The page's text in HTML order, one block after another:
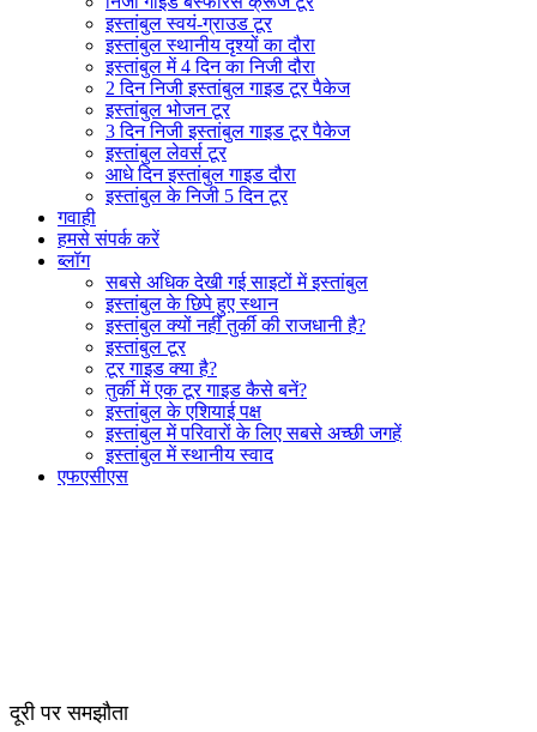
इस्तांबुल स्वयं-ग्राउड टूर
इस्तांबुल स्थानीय दृश्यों का दौरा
इस्तांबुल में 4 दिन का निजी दौरा
2 दिन निजी इस्तांबुल गाइड टूर पैकेज
इस्तांबुल भोजन टूर
3 दिन निजी इस्तांबुल गाइड टूर पैकेज
इस्तांबुल लेवर्स टूर
आधे दिन इस्तांबुल गाइड दौरा
इस्तांबुल के निजी 5 दिन टूर
गवाही
हमसे संपर्क करें
ब्लॉग
सबसे अधिक देखी गई साइटों में इस्तांबुल
इस्तांबुल के छिपे हुए स्थान
इस्तांबुल क्यों नहीं तुर्की की राजधानी है?
इस्तांबुल टूर
टूर गाइड क्या है?
तुर्की में एक टूर गाइड कैसे बनें?
इस्तांबुल के एशियाई पक्ष
इस्तांबुल में परिवारों के लिए सबसे अच्छी जगहें
इस्तांबुल में स्थानीय स्वाद
एफएसीएस
दूरी पर समझौता